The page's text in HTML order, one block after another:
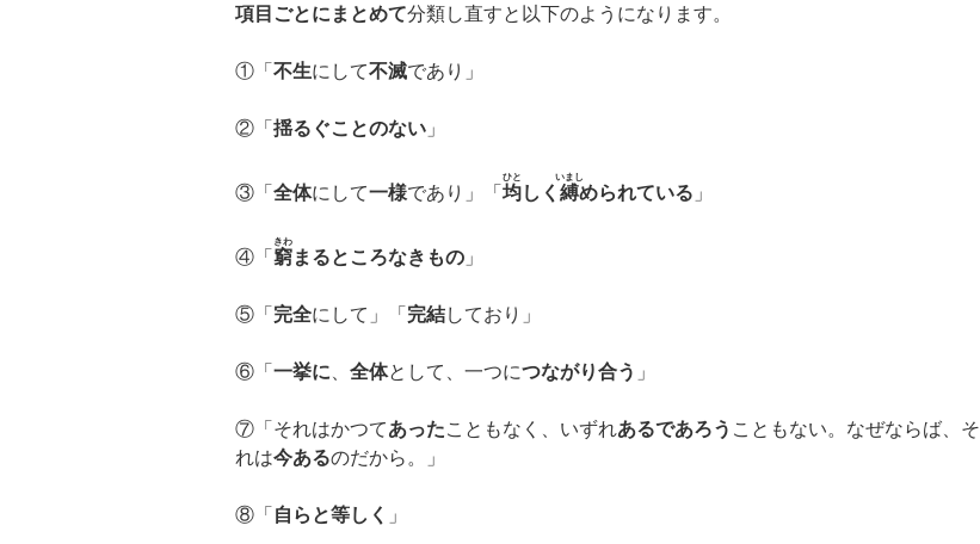
項目ごとにまとめて分類し直すと以下のようになります。
①「 不生にして不滅であり」
②「 揺るぐことのない 」
③「 全体にして一様であり」「 均
ひと
しく 縛
いまし
められている 」
④「 窮
きわ
まるところなきもの 」
⑤「 完全にして」「 完結しており」
⑥「 一挙に 全体として、一つにつながり合う 」
⑦「それはかつてあったこともなく、いずれあるであろう こともない。なぜならば、そ
れは今あるのだから。」
⑧「 自らと等しく 」